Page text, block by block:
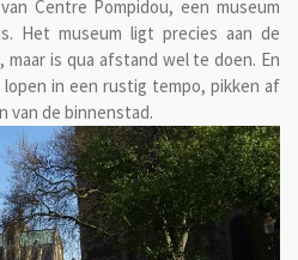
Centre Pompidou, een museum
Het museum ligt precies aan de
is qua afstand wel te doen. En
in een rustig tempo, pikken af
van de binnenstad.